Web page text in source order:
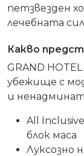
петзвезден
лечебната
Какво
GRAND
убежище с
и
All
блок маса
Луксозно